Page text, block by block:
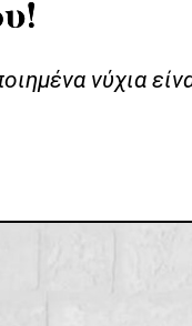
νύχια